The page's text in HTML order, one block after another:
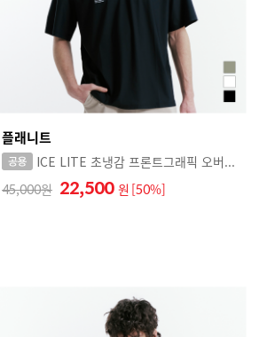
플래니트
ICE LITE 초냉감 프론트그래픽 오버핏 반팔티
45,000
22,500 원 [50%]